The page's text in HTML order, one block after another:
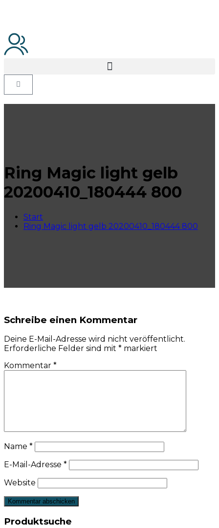
Ring Magic light gelb
20200410_180444 800
Start
Ring Magic light gelb 20200410_180444 800
Schreibe einen Kommentar
Deine E-Mail-Adresse wird nicht veröffentlicht.
Erforderliche Felder sind mit * markiert
Kommentar *
Name *
E-Mail-Adresse *
Website
Produktsuche